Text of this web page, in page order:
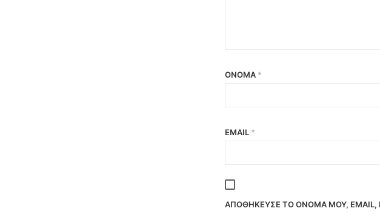
ΌΝΟΜΑ *
EMAIL *
ΑΠΟΘΉΚΕΥΣΕ ΤΟ ΌΝΟΜΆ ΜΟΥ,